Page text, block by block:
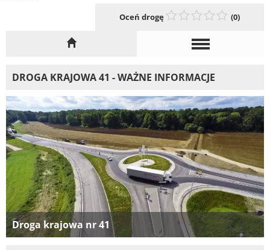
Oceń drogę (0)
DROGA KRAJOWA 41 - WAŻNE INFORMACJE
Droga krajowa nr 41